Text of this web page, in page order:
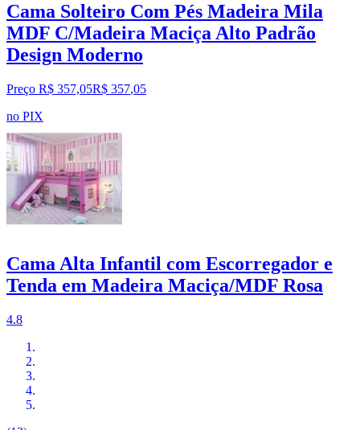
Cama Solteiro Com Pés Madeira Mila
MDF C/Madeira Maciça Alto Padrão
Design Moderno
Preço R$ 357,05R$ 357,05
no PIX
Cama Alta Infantil com Escorregador e
Tenda em Madeira Maciça/MDF Rosa
4.8